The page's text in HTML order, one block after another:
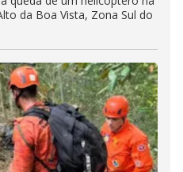
da Boa Vista, Zona Sul do